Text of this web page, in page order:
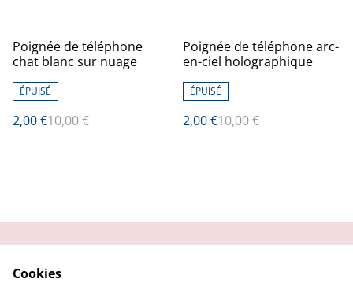
%
Poignée de téléphone
chat blanc sur nuage
ÉPUISÉ
2,00 €10,00 €
%
Poignée de téléphone arc-
en-ciel holographique
ÉPUISÉ
2,00 €10,00 €
Cookies